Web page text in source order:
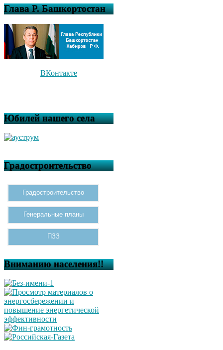
Глава Р. Башкортостан
ВКонтакте
Юбилей нашего села
Градостроительство
Градостроительство
Генеральные планы
ПЗЗ
Вниманию населения!!